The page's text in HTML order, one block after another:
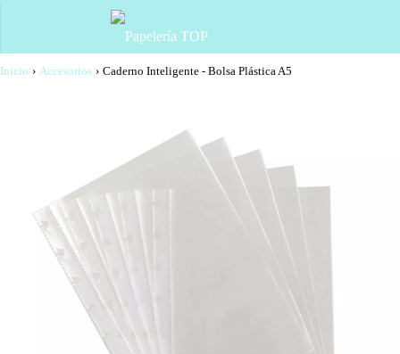
Inicio › Accesorios › Caderno Inteligente - Bolsa Plástica A5